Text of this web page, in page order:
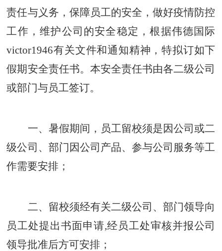
责任与义务，保障员工的安全，做好疫情防控
工作，维护公司的安全稳定，根据伟德国际
victor1946有关文件和通知精神，特拟订如下
假期安全责任书。本安全责任书由各二级公司
或部门与员工签订。
一、暑假期间，员工留校须是因公司或二
级公司、部门因公司产品、参与公司服务等工
作需要安排；
二、留校须经有关二级公司、部门领导向
员工处提出书面申请,经员工处审核并报公司
领导批准后方可安排；